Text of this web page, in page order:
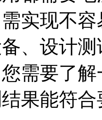
实现不
、设计
需要了
果能符合